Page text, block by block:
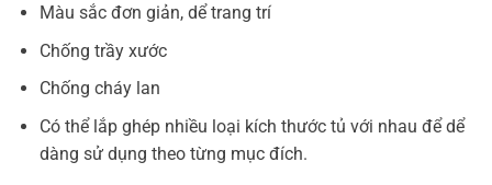
Màu sắc đơn giản, dể trang trí
Chống trầy xước
Chống cháy lan
Có thể lắp ghép nhiều loại kích thước tủ với nhau để dể
dàng sử dụng theo từng mục đích.